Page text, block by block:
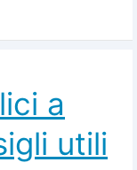
a
utili